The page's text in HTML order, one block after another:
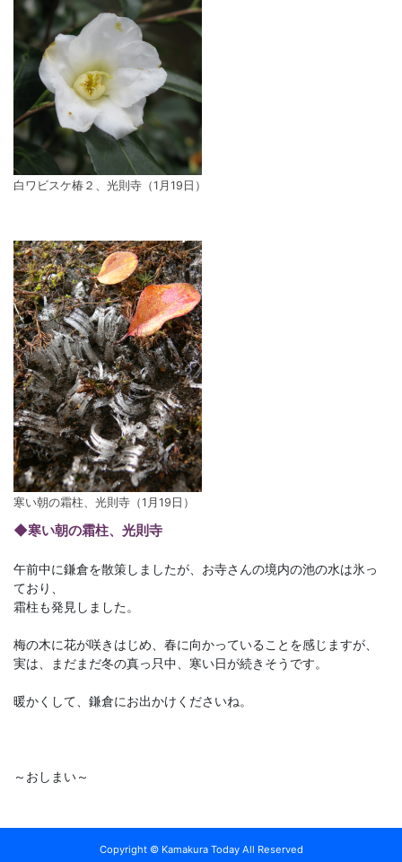
白ワビスケ椿２、光則寺（1月19日）
寒い朝の霜柱、光則寺（1月19日）
◆寒い朝の霜柱、光則寺
午前中に鎌倉を散策しましたが、お寺さんの境内の池の水は氷っ
ており、
霜柱も発見しました。
梅の木に花が咲きはじめ、春に向かっていることを感じますが、
実は、まだまだ冬の真っ只中、寒い日が続きそうです。
暖かくして、鎌倉にお出かけくださいね。
～おしまい～
Copyright © Kamakura Today All Reserved